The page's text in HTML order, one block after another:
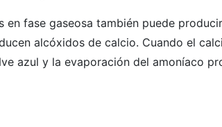
fase gaseosa también puede
alcóxidos de calcio. Cuando el
azul y la evaporación del amoníaco